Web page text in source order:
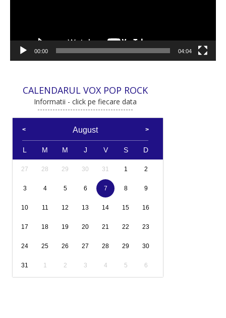
00:00 04:04
CALENDARUL VOX POP ROCK
Informatii - click pe fiecare data
August
L M M J V S D
27 28 29 30 31 1 2
3 4 5 6 7 8 9
10 11 12 13 14 15 16
17 18 19 20 21 22 23
24 25 26 27 28 29 30
31 1 2 3 4 5 6